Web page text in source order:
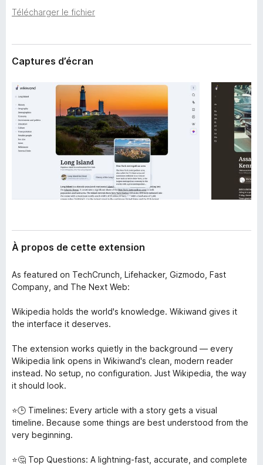
F
i
r
e
f
o
x
Télécharger le fichier
e
n
o
Captures d’écran
À propos de cette extension
As featured on TechCrunch, Lifehacker, Gizmodo, Fast
Company, and The Next Web:
Wikipedia holds the world's knowledge. Wikiwand gives it
the interface it deserves.
The extension works quietly in the background — every
Wikipedia link opens in Wikiwand's clean, modern reader
instead. No setup, no configuration. Just Wikipedia, the way
it should look.
⭐🕒 Timelines: Every article with a story gets a visual
timeline. Because some things are best understood from the
very beginning.
⭐🤔 Top Questions: A lightning-fast, accurate, and complete